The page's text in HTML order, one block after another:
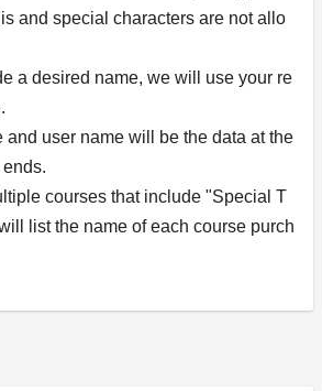
and special characters are not allo
a desired name, we will use your re
and user name will be the data at the
courses that include "Special T
list the name of each course purch